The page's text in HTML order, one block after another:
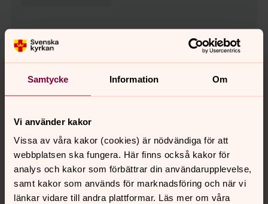
Samtycke Information Om
Vi använder kakor
Vissa av våra kakor (cookies) är nödvändiga för att
webbplatsen ska fungera. Här finns också kakor för
analys och kakor som förbättrar din användarupplevelse,
samt kakor som används för marknadsföring och när vi
länkar vidare till andra plattformar. Läs mer om våra
Tillbaka till toppen
Tillbaka till innehållet
Kontakt
Kalender